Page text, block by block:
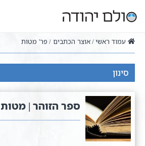
עמוד ראשי אוצר הכתבים פר' מטות
ספר הזוהר |
סינון